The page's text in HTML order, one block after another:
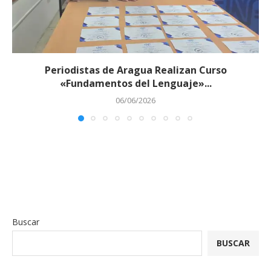
Periodistas de Aragua Realizan Curso
«Fundamentos del Lenguaje»...
06/06/2026
Buscar
BUSCAR